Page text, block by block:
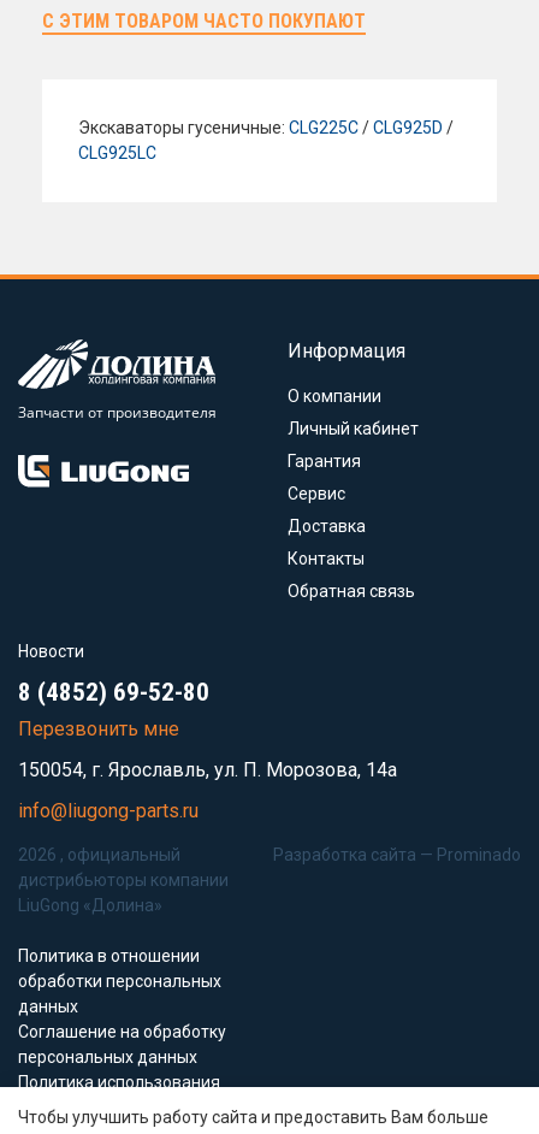
С ЭТИМ ТОВАРОМ ЧАСТО ПОКУПАЮТ
Экскаваторы гусеничные: CLG225C/CLG925D /
CLG925LC
Запчасти от производителя
Информация
О компании
Личный кабинет
Гарантия
Сервис
Доставка
Контакты
Обратная связь
Новости
8 (4852) 69-52-80
Перезвонить мне
150054, г. Ярославль, ул. П. Морозова, 14а
info@liugong-parts.ru
2026 , официальный
дистрибьюторы компании
LiuGong «Долина»
Политика в отношении
обработки персональных
данных
Соглашение на обработку
персональных данных
Политика использования
Cookie-файлов
Разработка сайта — Prominado
Чтобы улучшить работу сайта и предоставить Вам больше